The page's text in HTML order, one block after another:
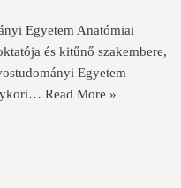
Egyetem Anatómiai
és kitűnő szakembere,
Egyetem
Read More »